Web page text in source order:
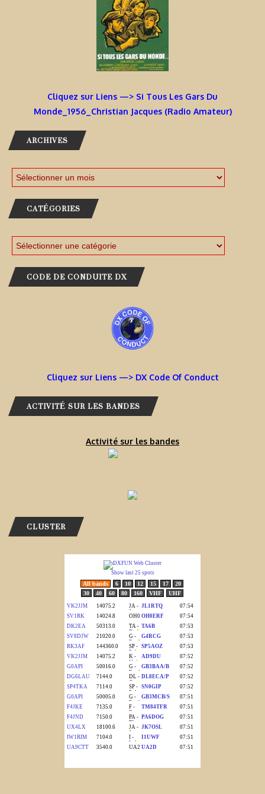
Cliquez sur Liens —> Si Tous Les Gars Du
Monde_1956_Christian Jacques (Radio Amateur)
ARCHIVES
CATÉGORIES
CODE DE CONDUITE DX
Cliquez sur Liens —> DX Code Of Conduct
ACTIVITÉ SUR LES BANDES
Activité sur les bandes
CLUSTER